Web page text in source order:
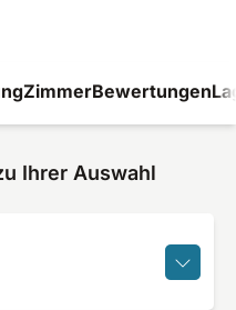
ZimmerBewertungen
Ihrer Auswahl